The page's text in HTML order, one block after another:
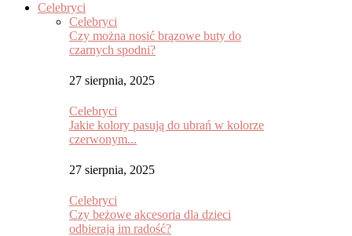
Celebryci
Celebryci
Czy można nosić brązowe buty do
czarnych spodni?
27 sierpnia, 2025
Celebryci
Jakie kolory pasują do ubrań w kolorze
czerwonym...
27 sierpnia, 2025
Celebryci
Czy beżowe akcesoria dla dzieci
odbierają im radość?